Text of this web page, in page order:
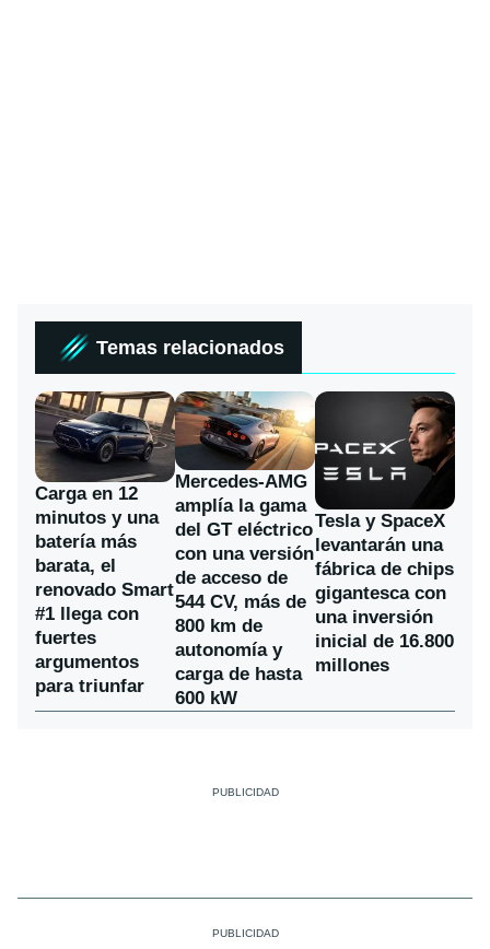
Temas relacionados
Carga en 12
minutos y una
batería más
barata, el
renovado Smart
#1 llega con
fuertes
argumentos
para triunfar
Mercedes-AMG
amplía la gama
del GT eléctrico
con una versión
de acceso de
544 CV, más de
800 km de
autonomía y
carga de hasta
600 kW
Tesla y SpaceX
levantarán una
fábrica de chips
gigantesca con
una inversión
inicial de 16.800
millones